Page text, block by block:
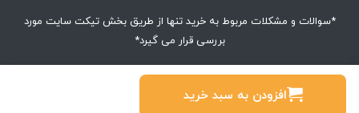
افزودن به سبد خرید
*سوالات و مشکلات مربوط به خرید تنها از طریق بخش تیکت سایت مورد
بررسی قرار می گیرد*
© تمام حقوق محفوظ است.